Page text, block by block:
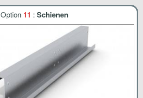
Option 11 : Schienen